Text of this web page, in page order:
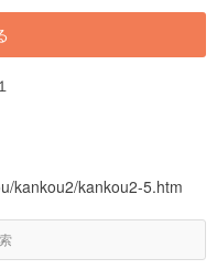
kankou2/kankou2-5.htm